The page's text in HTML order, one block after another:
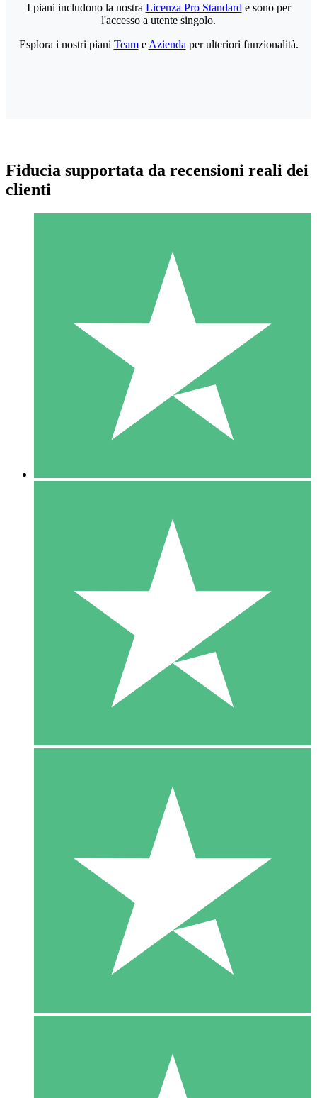
Pacchetti di Crediti Individuali
Paga a consumo con crediti di download. Nessun impegno
1 Download
10
US$1500
10 Download
20
I piani includono la nostra Licenza Pro Standard e sono per
l'accesso a utente singolo.
Esplora i nostri piani Teame Azienda per ulteriori funzionalità.
Fiducia supportata da recensioni reali dei
clienti